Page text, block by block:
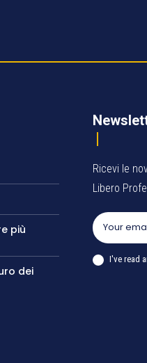
più
dei
Ricevi le
Libero
I've read